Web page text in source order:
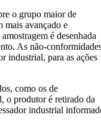
o grupo maior de
mais avançado e
é desenhada
As não-
industrial, para as ações
como os de
o produtor é retirado da
industrial